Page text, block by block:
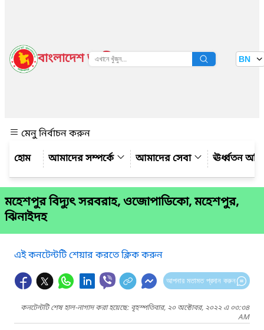
বাংলাদেশ জাতীয় তথ্য বাতায়ন BN
মেনু নির্বাচন করুন
আমাদের সম্পর্কে
আমাদের সেবা ঊর্ধ্বতন
মহেশপুর বিদ্যুৎ সরবরাহ, ওজোপাডিকো, মহেশপুর,
ঝিনাইদহ
এই কনটেন্টটি শেয়ার করতে ক্লিক করুন
আপনার মতামত প্রদান করুন
কনটেন্টটি শেষ হাল-নাগাদ করা হয়েছে: বৃহস্পতিবার, ২০ অক্টোবর, ২০২২ এ ০৩:৩৪
AM